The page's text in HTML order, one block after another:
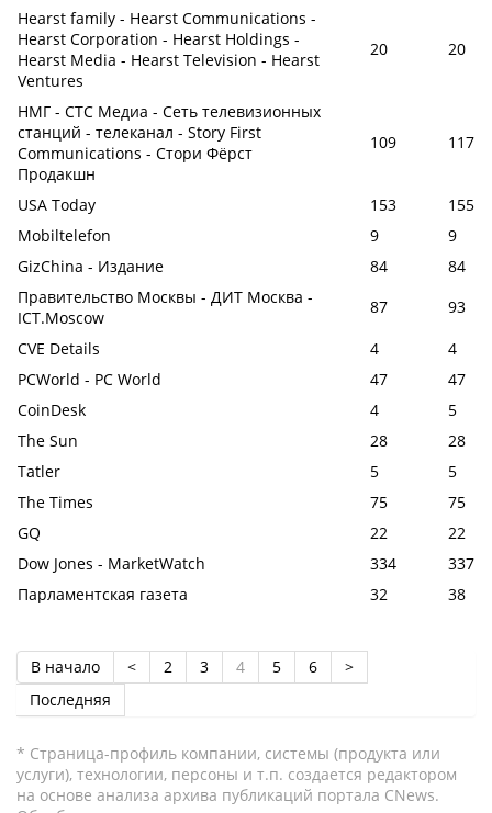
Hearst family - Hearst Communications -
Hearst Corporation - Hearst Holdings -
Hearst Media - Hearst Television - Hearst
Ventures
20 20
НМГ - СТС Медиа - Сеть телевизионных
станций - телеканал - Story First
Communications - Стори Фёрст
Продакшн
109 117
USA Today 153
155
Mobiltelefon
9
9
GizChina - Издание
84
84
Правительство Москвы - ДИТ Москва -
ICT.Moscow
87
93
CVE Details
4
4
PCWorld - PC World
47
47
CoinDesk
4
5
The Sun
28
28
Tatler
5
5
The Times
75
75
GQ
22
22
Dow Jones - MarketWatch
334
337
Парламентская газета
32 38
В начало < 2 3 4 5 6
>
Последняя
* Страница-профиль компании, системы (продукта или
услуги), технологии, персоны и т.п. создается редактором
на основе анализа архива публикаций портала CNews.